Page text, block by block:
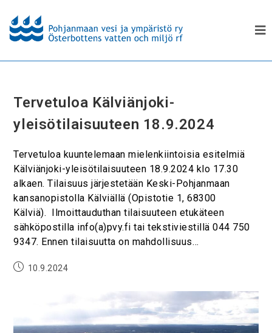
Tervetuloa Kälviänjoki-
yleisötilaisuuteen 18.9.2024
Tervetuloa kuuntelemaan mielenkiintoisia esitelmiä
Kälviänjoki-yleisötilaisuuteen 18.9.2024 klo 17.30
alkaen. Tilaisuus järjestetään Keski-Pohjanmaan
kansanopistolla Kälviällä (Opistotie 1, 68300
Kälviä). Ilmoittauduthan tilaisuuteen etukäteen
sähköpostilla info(a)pvy.fi tai tekstiviestillä 044 750
9347. Ennen tilaisuutta on mahdollisuus…
10.9.2024